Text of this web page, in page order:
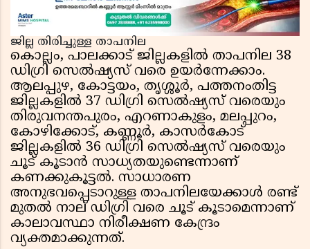
ജില്ല തിരിച്ചുള്ള താപനില
കൊല്ലം, പാലക്കാട് ജില്ലകളിൽ താപനില 38
ഡിഗ്രി സെൽഷ്യസ് വരെ ഉയർന്നേക്കാം.
ആലപ്പുഴ, കോട്ടയം, തൃശ്ശൂർ, പത്തനംതിട്ട
ജില്ലകളിൽ 37 ഡിഗ്രി സെൽഷ്യസ് വരെയും
തിരുവനന്തപുരം, എറണാകുളം, മലപ്പുറം,
കോഴിക്കോട്, കണ്ണൂർ, കാസർകോട്
ജില്ലകളിൽ 36 ഡിഗ്രി സെൽഷ്യസ് വരെയും
ചൂട് കൂടാൻ സാധ്യതയുണ്ടെന്നാണ്
കണക്കുകൂട്ടൽ. സാധാരണ
അനുഭവപ്പെടാറുള്ള താപനിലയേക്കാൾ രണ്ട്
മുതൽ നാല് ഡിഗ്രി വരെ ചൂട് കൂടാമെന്നാണ്
കാലാവസ്ഥാ നിരീക്ഷണ കേന്ദ്രം
വ്യക്തമാക്കുന്നത്.